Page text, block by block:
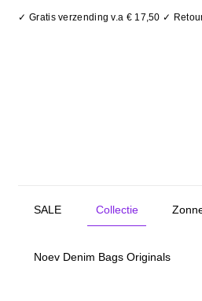
✓ Gratis verzending v.a € 17,50 ✓
SALE Collectie
Noev Denim Bags Originals